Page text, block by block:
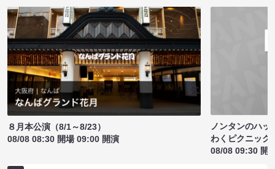
８月本公演（8/1～8/23）
08/08 08:30 開場 09:00 開演
ノンタンのハッ
わくピクニック
08/08 09:30 開